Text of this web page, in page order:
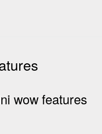
wow features